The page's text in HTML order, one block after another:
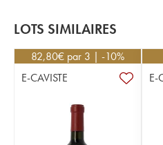
LOTS SIMILAIRES
82,80€ par 3 | -10%
E-CAVISTE
E-